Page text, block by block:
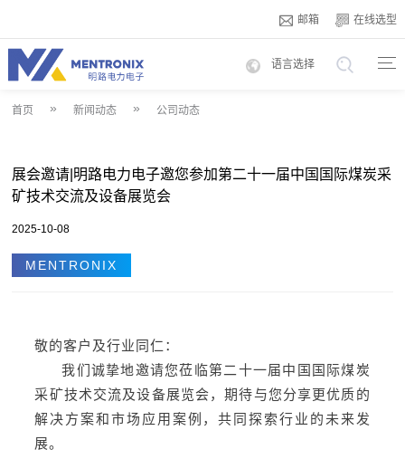
邮箱 在线选型
语言选择
首页 »新闻动态 » 公司动态
展会邀请|明路电力电子邀您参加第二十一届中国国际煤炭采
矿技术交流及设备展览会
2025-10-08
MENTRONIX
敬的客户及行业同仁：
我们诚挚地邀请您莅临第二十一届中国国际煤炭
采矿技术交流及设备展览会，期待与您分享更优质的
解决方案和市场应用案例，共同探索行业的未来发
展。